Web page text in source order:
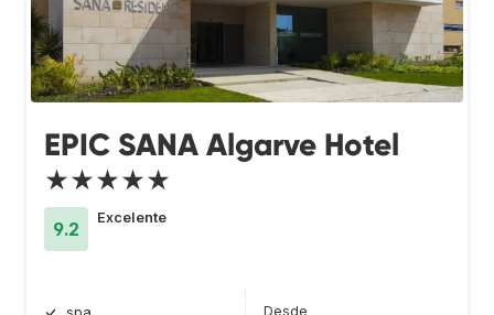
EPIC SANA Algarve Hotel
★★★★★
9.2
Excelente
Desde